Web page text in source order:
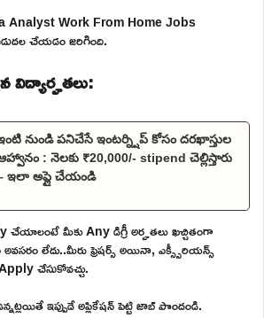
Analyst Work From Home Jobs
చేయడం జరిగింది.
విద్యార్హతలు:
నుండి పనిచేసే ఇంటర్న్షిప్ కోసం దరఖాస్తుల
: నెలకు ₹20,000/- stipend చెల్లిస్తారు
ఇలా అప్లై చేయండి
చేయాలంటే మీకు Any డిగ్రీ అర్హతలు ఖచ్చితంగా
లేదు..మీరు ఫ్రెషర్స్ అయినా, ఎక్స్పీరియన్స్
చేసుకోవచ్చు.
ఇప్పుడే అప్లికేషన్ పెట్టి జాబ్ పొందండి.